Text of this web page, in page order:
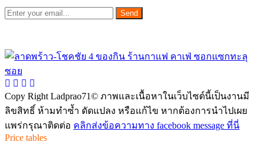
Send
Copy Right Ladprao71© ภาพและเนื้อหาในเว็บไซต์นี้เป็นงานมี
ลิขสิทธิ์ ห้ามทำซ้ำ ดัดแปลง หรือแก้ไข หากต้องการนำไปเผย
แพร่กรุณาติดต่อ คลิกส่งข้อความทาง facebook message ที่นี่
Price tables